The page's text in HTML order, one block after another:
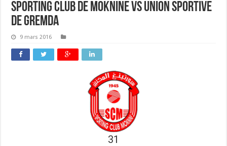
Sporting Club de Moknine vs Union Sportive
de Gremda
9 mars 2016
31